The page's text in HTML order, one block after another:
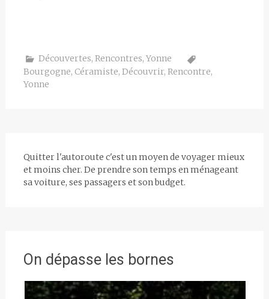
Découvertes, Rencontres, Yonne
Bourgogne, Céramiste, Découvrir, Rencontre,
Yonne
Quitter l'autoroute c'est un moyen de voyager mieux
et moins cher. De prendre son temps en ménageant
sa voiture, ses passagers et son budget.
On dépasse les bornes